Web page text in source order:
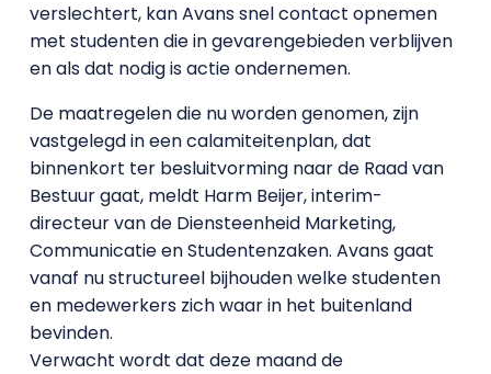
verslechtert, kan Avans snel contact opnemen
met studenten die in gevarengebieden verblijven
en als dat nodig is actie ondernemen.
De maatregelen die nu worden genomen, zijn
vastgelegd in een calamiteitenplan, dat
binnenkort ter besluitvorming naar de Raad van
Bestuur gaat, meldt Harm Beijer, interim-
directeur van de Diensteenheid Marketing,
Communicatie en Studentenzaken. Avans gaat
vanaf nu structureel bijhouden welke studenten
en medewerkers zich waar in het buitenland
bevinden.
Verwacht wordt dat deze maand de